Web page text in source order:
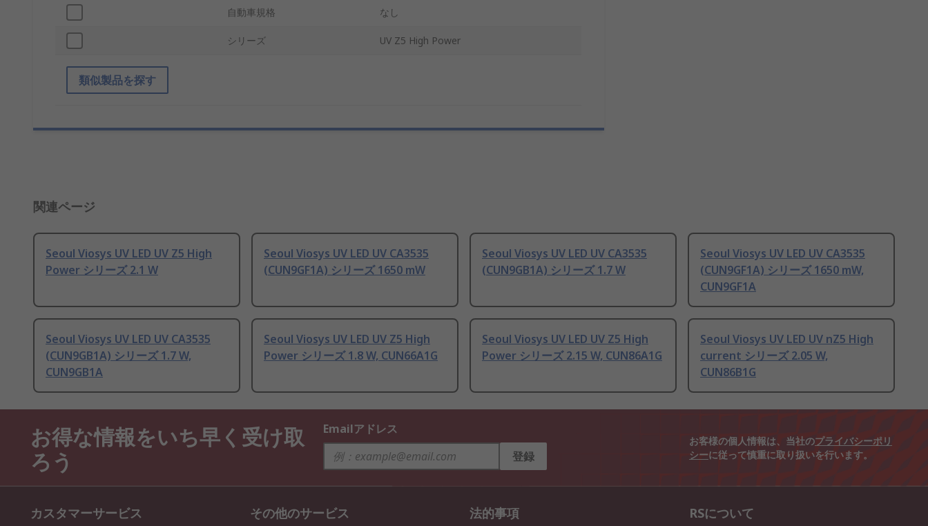
自動車規格 なし
シリーズ UV Z5 High Power
類似製品を探す
関連ページ
Seoul Viosys UV LED UV Z5 High
Power シリーズ 2.1 W
Seoul Viosys UV LED UV CA3535
(CUN9GF1A) シリーズ 1650 mW
Seoul Viosys UV LED UV CA3535
(CUN9GB1A) シリーズ 1.7 W
Seoul Viosys UV LED UV CA3535
(CUN9GF1A) シリーズ 1650 mW,
CUN9GF1A
Seoul Viosys UV LED UV CA3535
(CUN9GB1A) シリーズ 1.7 W,
CUN9GB1A
Seoul Viosys UV LED UV Z5 High
Power シリーズ 1.8 W, CUN66A1G
Seoul Viosys UV LED UV Z5 High
Power シリーズ 2.15 W, CUN86A1G
Seoul Viosys UV LED UV nZ5 High
current シリーズ 2.05 W,
CUN86B1G
お得な情報をいち早く受け取
ろう
Emailアドレス
登録
お客様の個人情報は、当社のプライバシーポリ
シーに従って慎重に取り扱いを行います。
カスタマーサービス その他のサービス 法的事項 RSについて